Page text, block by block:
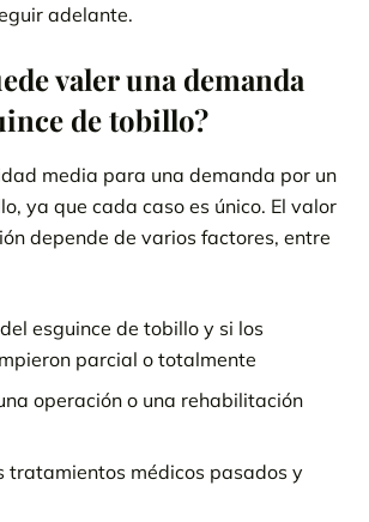
adelante.
valer una demanda
de tobillo?
media para una demanda por un
ya que cada caso es único. El valor
depende de varios factores, entre
esguince de tobillo y si los
parcial o totalmente
operación o una rehabilitación
tratamientos médicos pasados y